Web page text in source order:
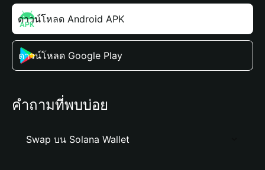
ดาวน์โหลด Android APK
ดาวน์โหลด Google Play
คำถามที่พบบ่อย
Swap บน Solana Wallet